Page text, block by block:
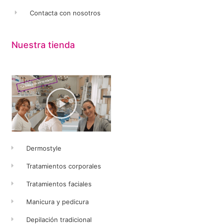
Contacta con nosotros
Nuestra tienda
Dermostyle
Tratamientos corporales
Tratamientos faciales
Manicura y pedicura
Depilación tradicional